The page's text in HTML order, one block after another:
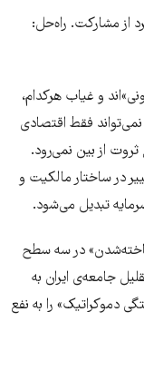
از مشارکت. راه‌حل:
و غیاب هرکدام،
فقط اقتصادی
ثروت از بین نمی‌رود.
در ساختار مالکیت و
تبدیل می‌شود.
در سه سطح
جامعه‌ی ایران به
دموکراتیک» را به نفع